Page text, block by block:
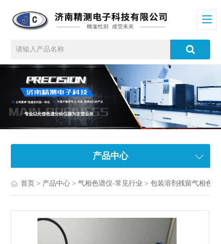
产品中心
首页 > 产品中心 >气相色谱仪-常见行业 >包装溶剂残留气相色谱仪